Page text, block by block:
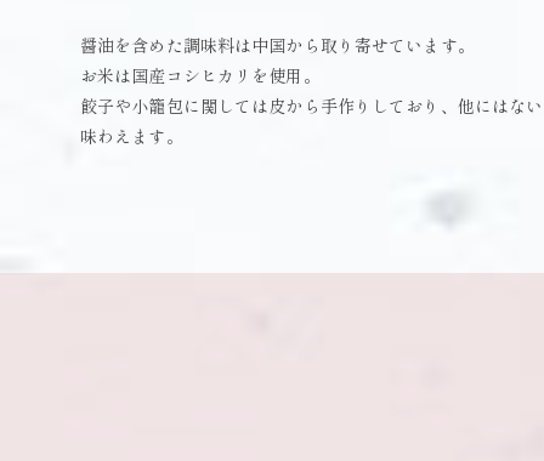
醤油を含めた調味料は中国から取り寄せています。
お米は国産コシヒカリを使用。
餃子や小籠包に関しては皮から手作りしており、他にはな
味わえます。